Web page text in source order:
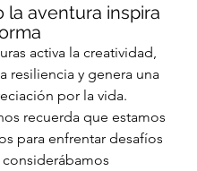
la aventura inspira
activa la creatividad,
resiliencia y genera una
por la vida.
recuerda que estamos
para enfrentar desafíos